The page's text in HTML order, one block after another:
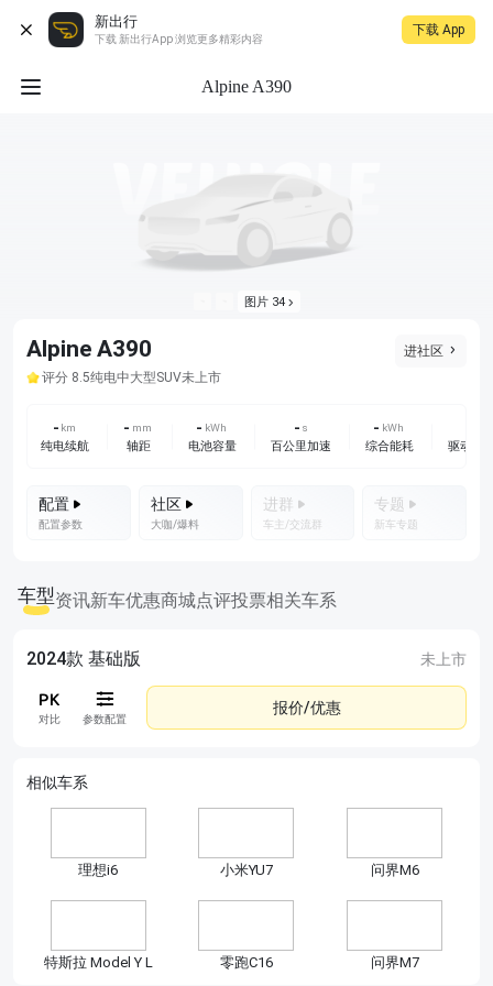
新出行
下载 新出行App 浏览更多精彩内容
下载 App
Alpine A390
图片 34
进社区
Alpine A390
评分 8.5纯电中大型SUV未上市
- km
纯电续航
- mm
轴距
- kWh
电池容量
- s
百公里加速
- kWh
综合能耗 驱动方
配置
配置参数
社区
大咖/爆料
进群
车主/交流群
专题
新车专题
车型资讯新车优惠商城点评投票相关车系
2024款 基础版 未上市
对比 参数配置
报价/优惠
相似车系
理想i6 小米YU7 问界M6
特斯拉 Model Y L 零跑C16 问界M7